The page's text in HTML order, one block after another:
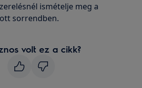
ismételje meg a
sorrendben.
volt ez a cikk?